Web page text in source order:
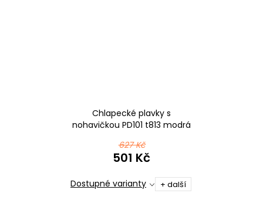
Chlapecké plavky s
nohavičkou PD101 t813 modrá
627 Kč
501 Kč
Dostupné varianty + další